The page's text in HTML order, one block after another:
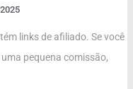
links de afiliado. Se você
pequena comissão,